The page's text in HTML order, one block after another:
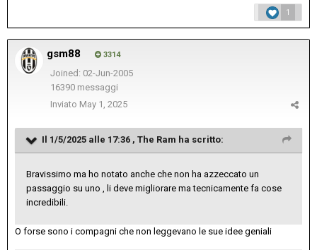
1
gsm88 3314
Joined: 02-Jun-2005
16390 messaggi
Inviato May 1, 2025
Il 1/5/2025 alle 17:36 , The Ram ha scritto:
Bravissimo ma ho notato anche che non ha azzeccato un
passaggio su uno , li deve migliorare ma tecnicamente fa cose
incredibili.
O forse sono i compagni che non leggevano le sue idee geniali